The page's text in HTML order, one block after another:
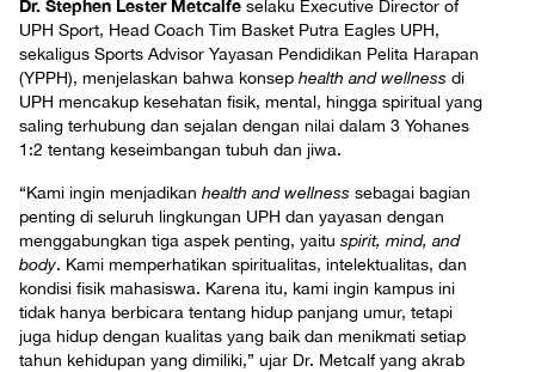
Dr. Stephen Lester Metcalfe selaku Executive Director of
UPH Sport, Head Coach Tim Basket Putra Eagles UPH,
sekaligus Sports Advisor Yayasan Pendidikan Pelita Harapan
(YPPH), menjelaskan bahwa konsep health and wellness di
UPH mencakup kesehatan fisik, mental, hingga spiritual yang
saling terhubung dan sejalan dengan nilai dalam 3 Yohanes
1:2 tentang keseimbangan tubuh dan jiwa.
“Kami ingin menjadikan health and wellness sebagai bagian
penting di seluruh lingkungan UPH dan yayasan dengan
menggabungkan tiga aspek penting, yaitu spirit, mind, and
body. Kami memperhatikan spiritualitas, intelektualitas, dan
kondisi fisik mahasiswa. Karena itu, kami ingin kampus ini
tidak hanya berbicara tentang hidup panjang umur, tetapi
juga hidup dengan kualitas yang baik dan menikmati setiap
tahun kehidupan yang dimiliki,” ujar Dr. Metcalf yang akrab